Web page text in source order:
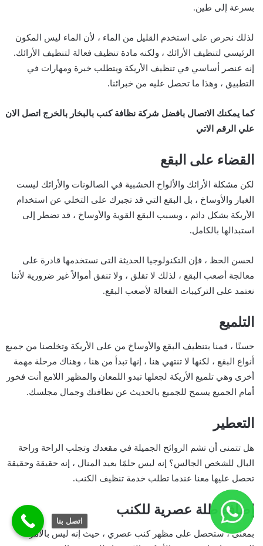
بسرعة إلى طين.
لذلك نحرص على استخدم القليل من الماء ، لأن الماء ليس المكون
الرئيسي لتنظيف الأرائك ، ولكنه مادة تنظيف فعالة لتنظيف الأرائك.
إنه عنصر أساسي في تنظيف الأريكة ويتطلب خبرة ومهارات في
التطبيق ، وهذا ما تحصل عليه من خبرائنا.
كما يمكنك الاتصال بافضل شركة نظافة كنب بالبخار بالخرج اتصل الان
علي الرقم الاتي
القضاء على البقع
لكن مشكلة الأرائك والألواح الخشبية في الصالونات والأرائك ليست
الغبار والأوساخ ، بل البقع التي قد تجبرك على التخلي عن استخدام
الأريكة بشكل دائم ، وبسبب البقع القوية والأوساخ ، قد تضطر إلى
استبدالها بالكامل.
لحسن الحظ ، فإن التكنولوجيا الحديثة التى نستخدمها قادرة على
معالجة أصعب البقع ، لذلك لا تقلق ، ولا تنفق أموالاً غير ضرورية لأننا
نعتمد على التركيبات الفعالة لأصعب البقع.
التلميع
حسنًا ، قمنا بتنظيف البقع والأوساخ من على الأريكة وتخلصنا من جميع
أنواع البقع ، لكنها لا تنتهي هنا ، إنها تبدأ من هنا ، وهناك مرحلة مهمة
أخرى وهي تلميع الأريكة لجعلها تبدو اللمعان والمظهر اللامع أنت فخور
أمام الجميع يسمح للجميع بالحديث عن نظافتك وجمال مجلسك.
التعطير
هل تتمنى أن تشم الروائح الجميلة في مقعدك وتجلب الراحة وراحة
البال للشخص الجالس؟ إنه ليس حلمًا بعيد المنال ، إنه حقيقة وحقيقة
تحصل عليها معنا عندما تطلب خدمة تنظيف الكنب.
إضافة طلة عصرية للكنب
بمعنى ، ستحصل على مظهر كنب عصري ، حيث إنه ليس بالأمر
اتصل بنا